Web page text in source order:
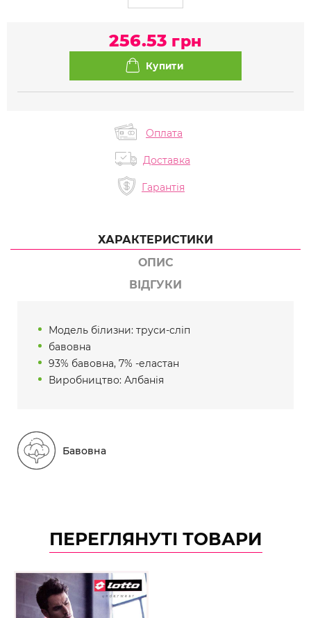
256.53 грн
Оплата
Доставка
Гарантія
ХАРАКТЕРИСТИКИ
ОПИС
ВІДГУКИ
Модель білизни: труси-сліп
бавовна
93% бавовна, 7% -еластан
Виробництво: Албанія
Бавовна
ПЕРЕГЛЯНУТІ ТОВАРИ